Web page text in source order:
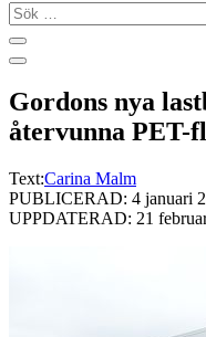
Sök
…
Gordons nya
återvunna PET-
Text:Carina Malm
PUBLICERAD: 4 januari
UPPDATERAD: 21